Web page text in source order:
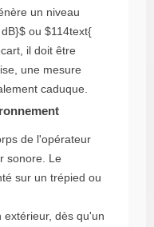
un niveau
ou $114text{
il doit être
une mesure
caduque.
de l'opérateur
sonore. Le
sur un trépied ou
extérieur, dès qu'un